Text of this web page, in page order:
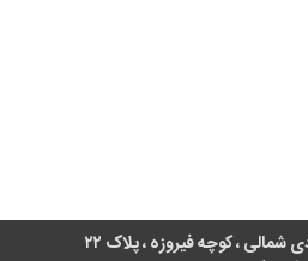
تهران ، خیابان سهروردی شمالی ، کوچه فیروزه ، پلاک ۲۲